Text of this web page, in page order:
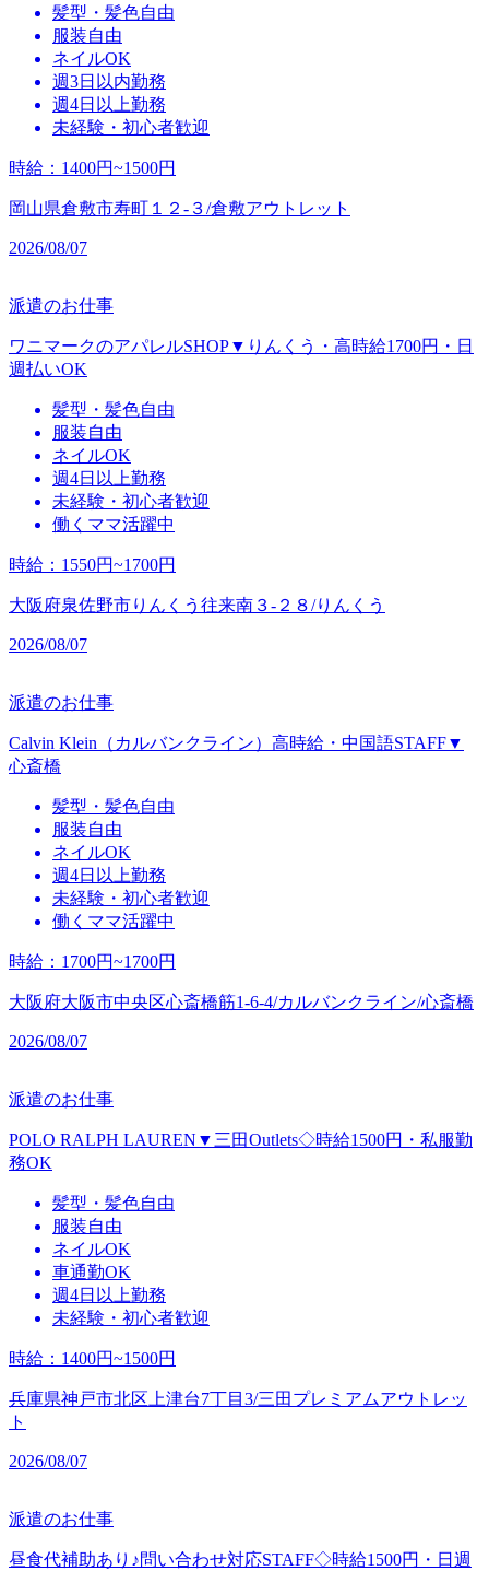
髪型・髪色自由
服装自由
ネイルOK
週3日以内勤務
週4日以上勤務
未経験・初心者歓迎
時給 ： 1400円~1500円
岡山県倉敷市寿町１２‐３/倉敷アウトレット
2026/08/07
派遣のお仕事
ワニマークのアパレルSHOP▼りんくう・高時給1700円・日
週払いOK
髪型・髪色自由
服装自由
ネイルOK
週4日以上勤務
未経験・初心者歓迎
働くママ活躍中
時給 ： 1550円~1700円
大阪府泉佐野市りんくう往来南３‐２８/りんくう
2026/08/07
派遣のお仕事
Calvin Klein（カルバンクライン）高時給・中国語STAFF▼
心斎橋
髪型・髪色自由
服装自由
ネイルOK
週4日以上勤務
未経験・初心者歓迎
働くママ活躍中
時給 ： 1700円~1700円
大阪府大阪市中央区心斎橋筋1-6-4/カルバンクライン/心斎橋
2026/08/07
派遣のお仕事
POLO RALPH LAUREN▼三田Outlets◇時給1500円・私服勤
務OK
髪型・髪色自由
服装自由
ネイルOK
車通勤OK
週4日以上勤務
未経験・初心者歓迎
時給 ： 1400円~1500円
兵庫県神戸市北区上津台7丁目3/三田プレミアムアウトレッ
ト
2026/08/07
派遣のお仕事
昼食代補助あり♪問い合わせ対応STAFF◇時給1500円・日週